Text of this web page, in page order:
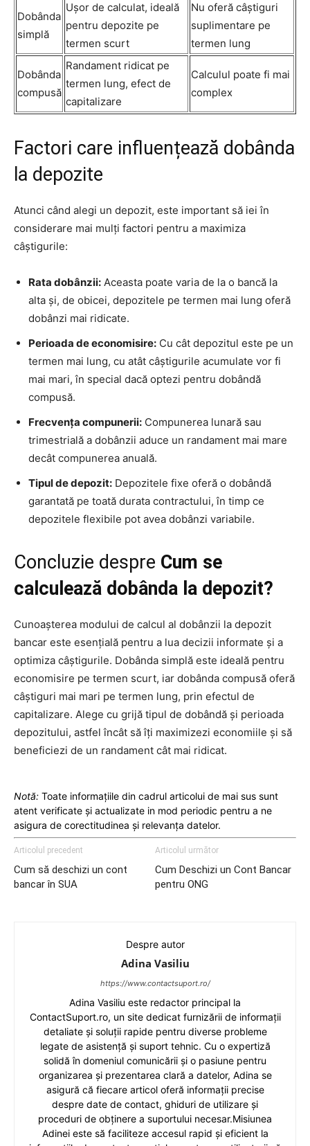
Dobânda
simplă
Ușor de calculat, ideală
pentru depozite pe
termen scurt
Nu oferă câștiguri
suplimentare pe
termen lung
Dobânda
compusă
Randament ridicat pe
termen lung, efect de
capitalizare
Calculul poate fi mai
complex
Factori care influențează dobânda
la depozite
Atunci când alegi un depozit, este important să iei în
considerare mai mulți factori pentru a maximiza
câștigurile:
Rata dobânzii: Aceasta poate varia de la o bancă la
alta și, de obicei, depozitele pe termen mai lung oferă
dobânzi mai ridicate.
Perioada de economisire: Cu cât depozitul este pe un
termen mai lung, cu atât câștigurile acumulate vor fi
mai mari, în special dacă optezi pentru dobândă
compusă.
Frecvența compunerii: Compunerea lunară sau
trimestrială a dobânzii aduce un randament mai mare
decât compunerea anuală.
Tipul de depozit: Depozitele fixe oferă o dobândă
garantată pe toată durata contractului, în timp ce
depozitele flexibile pot avea dobânzi variabile.
Concluzie despre Cum se
calculează dobânda la depozit?
Cunoașterea modului de calcul al dobânzii la depozit
bancar este esențială pentru a lua decizii informate și a
optimiza câștigurile. Dobânda simplă este ideală pentru
economisire pe termen scurt, iar dobânda compusă oferă
câștiguri mai mari pe termen lung, prin efectul de
capitalizare. Alege cu grijă tipul de dobândă și perioada
depozitului, astfel încât să îți maximizezi economiile și să
beneficiezi de un randament cât mai ridicat.
Notă: Toate informațiile din cadrul articolui de mai sus sunt
atent verificate și actualizate in mod periodic pentru a ne
asigura de corectitudinea și relevanța datelor.
Articolul precedent
Cum să deschizi un cont
bancar în SUA
Articolul următor
Cum Deschizi un Cont Bancar
pentru ONG
Despre autor
Adina Vasiliu
https://www.contactsuport.ro/
Adina Vasiliu este redactor principal la
ContactSuport.ro, un site dedicat furnizării de informații
detaliate și soluții rapide pentru diverse probleme
legate de asistență și suport tehnic. Cu o expertiză
solidă în domeniul comunicării și o pasiune pentru
organizarea și prezentarea clară a datelor, Adina se
asigură că fiecare articol oferă informații precise
despre date de contact, ghiduri de utilizare și
proceduri de obținere a suportului necesar.Misiunea
Adinei este să faciliteze accesul rapid și eficient la